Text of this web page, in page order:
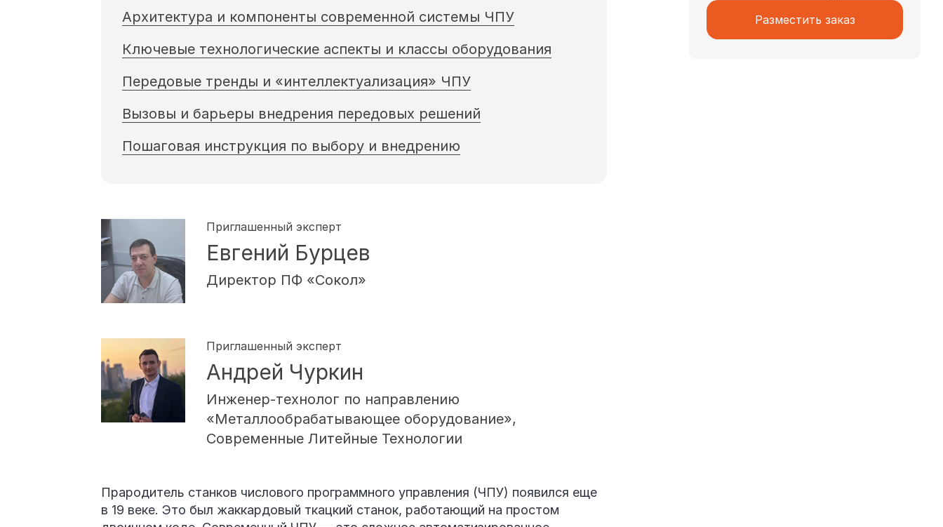
Архитектура и компоненты современной системы ЧПУ
Ключевые технологические аспекты и классы оборудования
Передовые тренды и «интеллектуализация» ЧПУ
Вызовы и барьеры внедрения передовых решений
Пошаговая инструкция по выбору и внедрению
Приглашенный эксперт
Евгений Бурцев
Директор ПФ «Сокол»
Приглашенный эксперт
Андрей Чуркин
Инженер-технолог по направлению
«Металлообрабатывающее оборудование»,
Современные Литейные Технологии
Прародитель станков числового программного управления (ЧПУ) появился еще
в 19 веке. Это был жаккардовый ткацкий станок, работающий на простом
Разместить заказ